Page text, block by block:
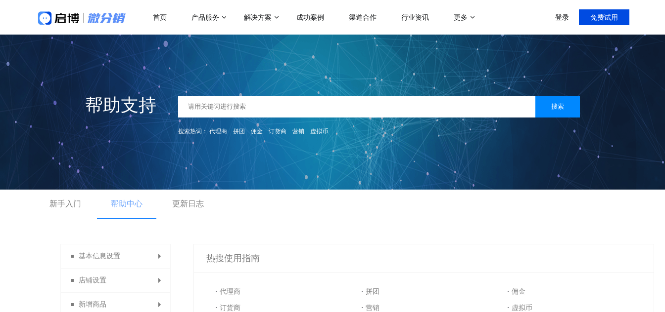
首页 产品服务 解决方案 成功案例 渠道合作 行业资讯 更多 登录 免费试用
做社交电商，找启博
微分销
快速搭建微信分销商城
分销小程序
专注裂变的分销小程序
直播分销
私域直播分销带货系统
视频号直播
抢占视频号流量阵地
二级分销 会员营销
代理分销 满额包邮
多人拼团
积分商城 砍价
云仓礼包
社区团购 周期购
了解更多产品功能 >
热门运营玩法
二级分销模式
帮助企业裂变分销拓客
快速搭建代理招商分润系统
会员制电商模式
快速搭建云集、贝店模式
社群团购模式
整合社群资源及团购供应链
门店分销模式
导购分销，线上线下双线引流
打造类似京东、天猫等多平台入
驻平台
社交新零售
母婴行业解决方案
一站式赋能母婴品牌商智慧经营
行业销售渠道解决方案
帮助商家拓展销售新渠道
直播带货解决方案
开通微信+小程序+APP直播带货系统
积分商城解决方案
跨境电商解决方案
助力商家拓展全球跨境电商业务
传统微商转型解决方案
帮助微商搭建代理分润体系
微运营解决方案
助商家快速上手商城运营
增值服务
商家运营解决方案
运营助力陪跑0-1
客满小程序
门店小程序拓客利器
直播系统
专注门店团队直播
微聊客服系统
智能微信客服系统
社区团购系统
快速部署社区团购
关于我们
18年专注全产业SaaS产品服务
帮助中心
新手指导，入门教程
帮助支持 搜索
搜索热词： 代理商 拼团 佣金 订货商 营销 虚拟币
新手入门 帮助中心 更新日志
基本信息设置
系统设置
店铺设置
店铺导航
新增商品
热搜使用指南
代理商 拼团 佣金
订货商 营销 虚拟币